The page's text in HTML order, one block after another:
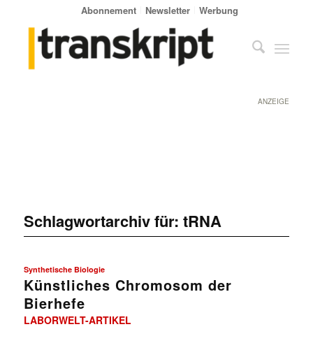
Abonnement Newsletter Werbung
ANZEIGE
Schlagwortarchiv für: tRNA
Synthetische Biologie
Künstliches Chromosom der
Bierhefe
LABORWELT-ARTIKEL